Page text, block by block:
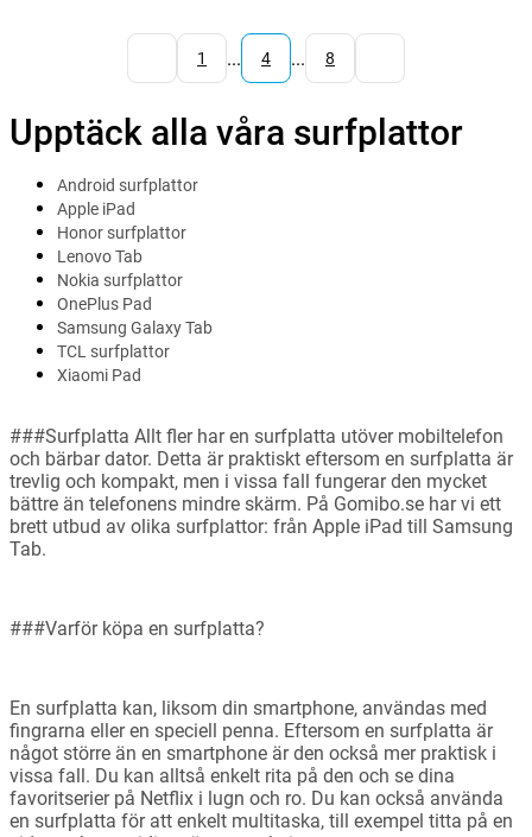
1 ... 4 ... 8
Upptäck alla våra surfplattor
Android surfplattor
Apple iPad
Honor surfplattor
Lenovo Tab
Nokia surfplattor
OnePlus Pad
Samsung Galaxy Tab
TCL surfplattor
Xiaomi Pad
###Surfplatta Allt fler har en surfplatta utöver mobiltelefon
och bärbar dator. Detta är praktiskt eftersom en surfplatta är
trevlig och kompakt, men i vissa fall fungerar den mycket
bättre än telefonens mindre skärm. På Gomibo.se har vi ett
brett utbud av olika surfplattor: från Apple iPad till Samsung
Tab.
###Varför köpa en surfplatta?
En surfplatta kan, liksom din smartphone, användas med
fingrarna eller en speciell penna. Eftersom en surfplatta är
något större än en smartphone är den också mer praktisk i
vissa fall. Du kan alltså enkelt rita på den och se dina
favoritserier på Netflix i lugn och ro. Du kan också använda
en surfplatta för att enkelt multitaska, till exempel titta på en